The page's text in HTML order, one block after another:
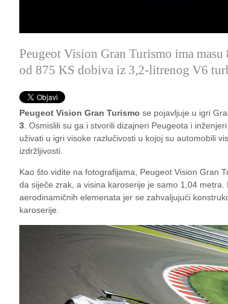
Peugeot Vision Gran Turismo ima
od 875 KS dobiva iz 3,2-litrenog V6
Peugeot Vision Gran Turismo se pojavljuje u igri
3 . Osmislili su ga i stvorili dizajneri Peugeota i
uživati u igri visoke razlučivosti u kojoj su automobili
izdržljivosti.
Kao što vidite na fotografijama, Peugeot Vision Gran
da siječe zrak, a visina karoserije je samo 1,04
aerodinamičnih elemenata jer se zahvaljujući
karoserije.